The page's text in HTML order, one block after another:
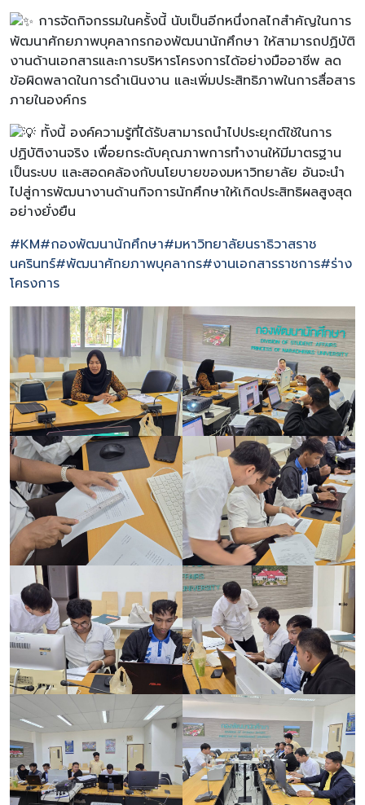
การจัดกิจกรรมในครั้งนี้ นับเป็นอีกหนึ่งกลไกสำคัญในการ
พัฒนาศักยภาพบุคลากรกองพัฒนานักศึกษา ให้สามารถปฏิบัติ
งานด้านเอกสารและการบริหารโครงการได้อย่างมืออาชีพ ลด
ข้อผิดพลาดในการดำเนินงาน และเพิ่มประสิทธิภาพในการสื่อสาร
ภายในองค์กร
ทั้งนี้ องค์ความรู้ที่ได้รับสามารถนำไปประยุกต์ใช้ในการ
ปฏิบัติงานจริง เพื่อยกระดับคุณภาพการทำงานให้มีมาตรฐาน
เป็นระบบ และสอดคล้องกับนโยบายของมหาวิทยาลัย อันจะนำ
ไปสู่การพัฒนางานด้านกิจการนักศึกษาให้เกิดประสิทธิผลสูงสุด
อย่างยั่งยืน
#KM#กองพัฒนานักศึกษา#มหาวิทยาลัยนราธิวาสราช
นครินทร์#พัฒนาศักยภาพบุคลากร#งานเอกสารราชการ#ร่าง
โครงการ